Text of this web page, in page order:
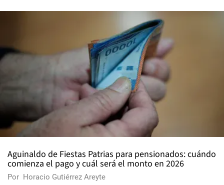
Aguinaldo de Fiestas Patrias para pensionados: cuándo
comienza el pago y cuál será el monto en 2026
Por Horacio Gutiérrez Areyte